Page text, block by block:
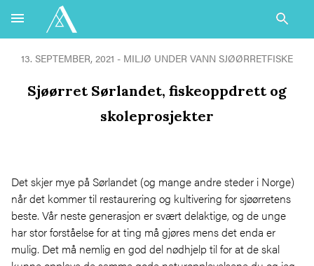
13. SEPTEMBER, 2021 - MILJØ UNDER VANN SJØØRRETFISKE
Sjøørret Sørlandet, fiskeoppdrett og
skoleprosjekter
Det skjer mye på Sørlandet (og mange andre steder i Norge)
når det kommer til restaurering og kultivering for sjøørretens
beste. Vår neste generasjon er svært delaktige, og de unge
har stor forståelse for at ting må gjøres mens det enda er
mulig. Det må nemlig en god del nødhjelp til for at de skal